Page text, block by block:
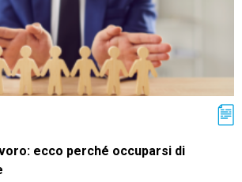
ecco perché occuparsi di